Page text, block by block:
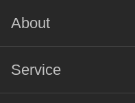
About
Service